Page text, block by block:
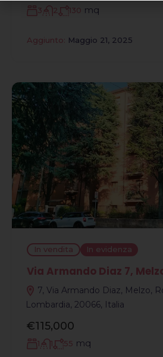
3 2 130 mq
Aggiunto: Maggio 21, 2025
In vendita In evidenza
Via Armando Diaz 7,
7, Via Armando Diaz, Melzo,
Lombardia, 20066, Italia
€115,000
1 1 55 mq